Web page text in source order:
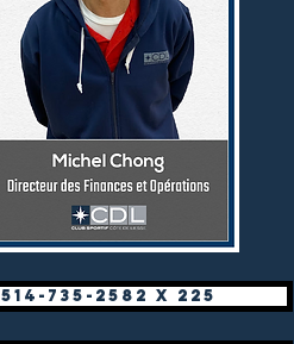
514-735-2582 x 225